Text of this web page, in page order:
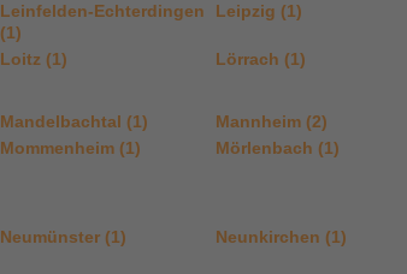
Leinfelden-Echterdingen
(1)
Leipzig (1)
Loitz (1)
Lörrach (1)
Mandelbachtal (1) Mannheim (2)
Mommenheim (1) Mörlenbach (1)
Neumünster (1) Neunkirchen (1)